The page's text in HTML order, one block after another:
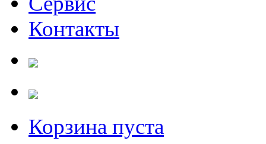
Контакты
Корзина пуста